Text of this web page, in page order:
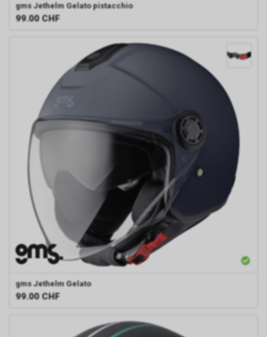
gms Jethelm Gelato pistacchio
99.00 CHF
gms Jethelm Gelato
99.00 CHF